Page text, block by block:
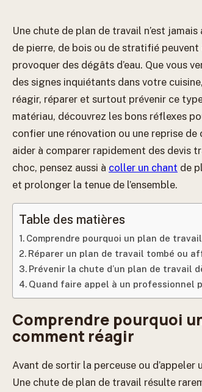
Une chute de plan de travail n’est
de pierre, de bois ou de stratifié
provoquer des dégâts d’eau. Que vous
des signes inquiétants dans votre
réagir, réparer et surtout prévenir ce
matériau, découvrez les bons réflexes
confier une rénovation ou une reprise de
aider à comparer rapidement des devis
choc, pensez aussi à coller un chant de
et prolonger la tenue de l’ensemble.
Table des matières
Comprendre pourquoi un plan de
Réparer un plan de travail tombé ou
Prévenir la chute d’un plan de travail
Quand faire appel à un professionnel
Comprendre pourquoi
comment réagir
Avant de sortir la perceuse ou d’appeler
Une chute de plan de travail résulte